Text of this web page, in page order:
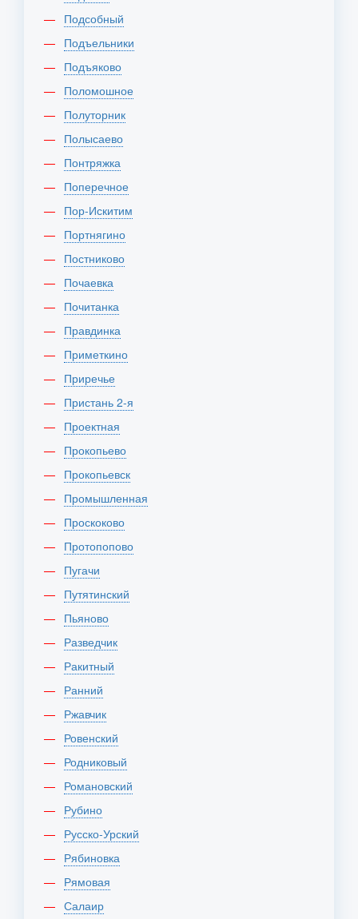
Подсобный
Подъельники
Подъяково
Поломошное
Полуторник
Полысаево
Понтряжка
Поперечное
Пор-Искитим
Портнягино
Постниково
Почаевка
Почитанка
Правдинка
Приметкино
Приречье
Пристань 2-я
Проектная
Прокопьево
Прокопьевск
Промышленная
Проскоково
Протопопово
Пугачи
Путятинский
Пьяново
Разведчик
Ракитный
Ранний
Ржавчик
Ровенский
Родниковый
Романовский
Рубино
Русско-Урский
Рябиновка
Рямовая
Салаир